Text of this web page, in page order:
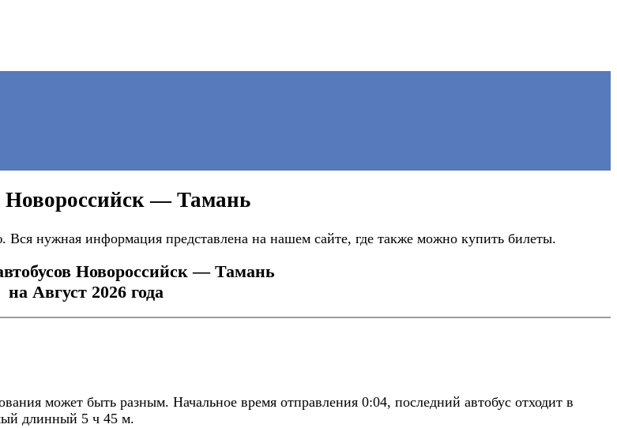
Новороссийск — Тамань
нужная информация представлена на нашем сайте, где также можно купить билеты.
Новороссийск — Тамань
на Август 2026 года
может быть разным. Начальное время отправления 0:04, последний автобус отходит в
длинный 5 ч 45 м.